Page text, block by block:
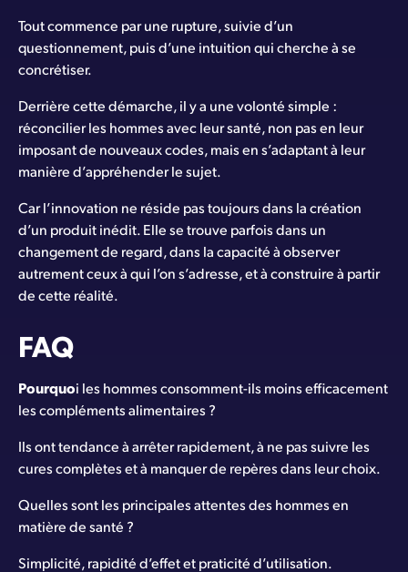
Tout commence par une rupture, suivie d’un
questionnement, puis d’une intuition qui cherche à se
concrétiser.
Derrière cette démarche, il y a une volonté simple :
réconcilier les hommes avec leur santé, non pas en leur
imposant de nouveaux codes, mais en s’adaptant à leur
manière d’appréhender le sujet.
Car l’innovation ne réside pas toujours dans la création
d’un produit inédit. Elle se trouve parfois dans un
changement de regard, dans la capacité à observer
autrement ceux à qui l’on s’adresse, et à construire à partir
de cette réalité.
FAQ
Pourquoi les hommes consomment-ils moins efficacement
les compléments alimentaires ?
Ils ont tendance à arrêter rapidement, à ne pas suivre les
cures complètes et à manquer de repères dans leur choix.
Quelles sont les principales attentes des hommes en
matière de santé ?
Simplicité, rapidité d’effet et praticité d’utilisation.